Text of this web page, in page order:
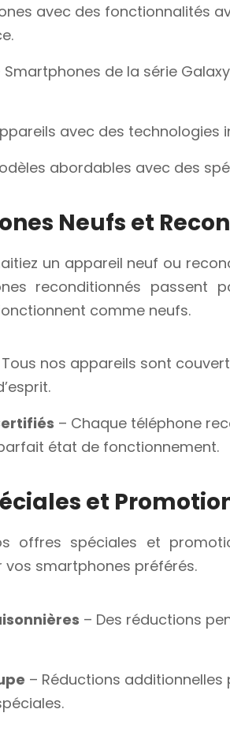
avec des fonctionnalités
Smartphones de la série
avec des technologies
abordables avec des
Neufs et
un appareil neuf ou
reconditionnés passent
comme neufs.
nos appareils sont
– Chaque téléphone
état de fonctionnement.
et
offres spéciales et
vos smartphones préférés.
– Des réductions
– Réductions